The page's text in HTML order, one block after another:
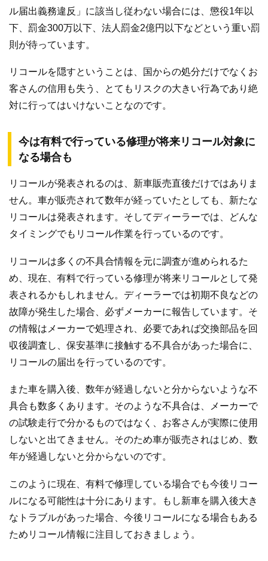
ル届出義務違反」に該当し従わない場合には、懲役1年以
下、罰金300万以下、法人罰金2億円以下などという重い罰
則が待っています。
リコールを隠すということは、国からの処分だけでなくお
客さんの信用も失う、とてもリスクの大きい行為であり絶
対に行ってはいけないことなのです。
今は有料で行っている修理が将来リコール対象に
なる場合も
リコールが発表されるのは、新車販売直後だけではありま
せん。車が販売されて数年が経っていたとしても、新たな
リコールは発表されます。そしてディーラーでは、どんな
タイミングでもリコール作業を行っているのです。
リコールは多くの不具合情報を元に調査が進められるた
め、現在、有料で行っている修理が将来リコールとして発
表されるかもしれません。ディーラーでは初期不良などの
故障が発生した場合、必ずメーカーに報告しています。そ
の情報はメーカーで処理され、必要であれば交換部品を回
収後調査し、保安基準に接触する不具合があった場合に、
リコールの届出を行っているのです。
また車を購入後、数年が経過しないと分からないような不
具合も数多くあります。そのような不具合は、メーカーで
の試験走行で分かるものではなく、お客さんが実際に使用
しないと出てきません。そのため車が販売されはじめ、数
年が経過しないと分からないのです。
このように現在、有料で修理している場合でも今後リコー
ルになる可能性は十分にあります。もし新車を購入後大き
なトラブルがあった場合、今後リコールになる場合もある
ためリコール情報に注目しておきましょう。